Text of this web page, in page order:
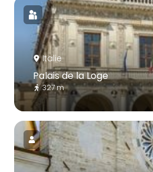
Italie
Palais de la Loge
327 m